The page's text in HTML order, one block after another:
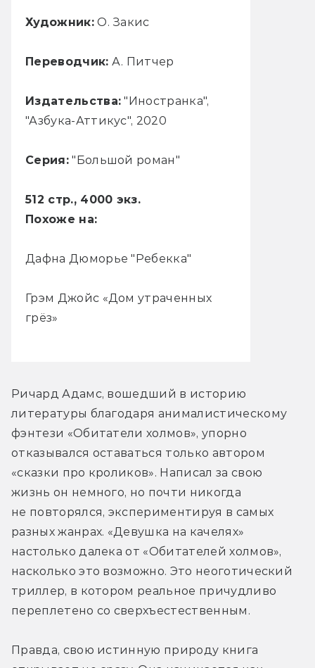
Художник:О. Закис
Переводчик: А. Питчер
Издательства: "Иностранка",
"Азбука-Аттикус", 2020
Серия:"Большой роман"
512 стр., 4000 экз.
Похоже на:
Дафна Дюморье "Ребекка"
Грэм Джойс «Дом утраченных
грёз»
Ричард Адамс, вошедший в историю
литературы благодаря анималистическому
фэнтези «Обитатели холмов», упорно
отказывался оставаться только автором
«сказки про кроликов». Написал за свою
жизнь он немного, но почти никогда
не повторялся, экспериментируя в самых
разных жанрах. «Девушка на качелях»
настолько далека от «Обитателей холмов»,
насколько это возможно. Это неоготический
триллер, в котором реальное причудливо
переплетено со сверхъестественным.
Правда, свою истинную природу книга